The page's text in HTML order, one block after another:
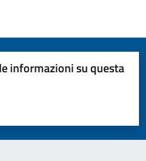
informazioni su questa
su 5
su 5